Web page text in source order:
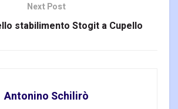
Next Post
stabilimento Stogit a Cupello
Antonino Schilirò